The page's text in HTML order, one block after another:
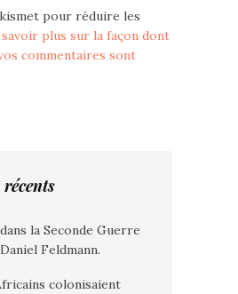
pour réduire les
savoir plus sur la façon dont
commentaires sont
la Seconde Guerre
Feldmann.
colonisaient